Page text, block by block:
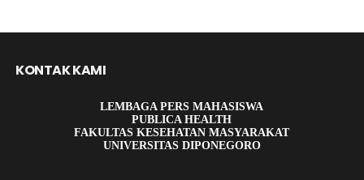
KONTAK KAMI
LEMBAGA PERS MAHASISWA
PUBLICA HEALTH
FAKULTAS KESEHATAN MASYARAKAT
UNIVERSITAS DIPONEGORO